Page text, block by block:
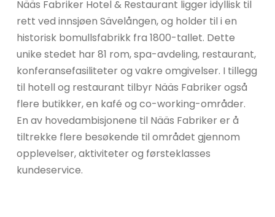
Nääs Fabriker Hotel & Restaurant ligger idyllisk til
rett ved innsjøen Sävelången, og holder til i en
historisk bomullsfabrikk fra 1800-tallet. Dette
unike stedet har 81 rom, spa-avdeling, restaurant,
konferansefasiliteter og vakre omgivelser. I tillegg
til hotell og restaurant tilbyr Nääs Fabriker også
flere butikker, en kafé og co-working-områder.
En av hovedambisjonene til Nääs Fabriker er å
tiltrekke flere besøkende til området gjennom
opplevelser, aktiviteter og førsteklasses
kundeservice.